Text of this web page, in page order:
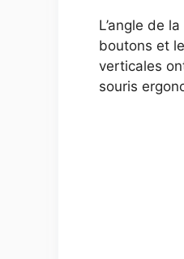
L’angle de
boutons et
verticales
souris